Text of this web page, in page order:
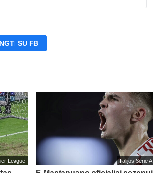
SU FB
League Italijos Serie A